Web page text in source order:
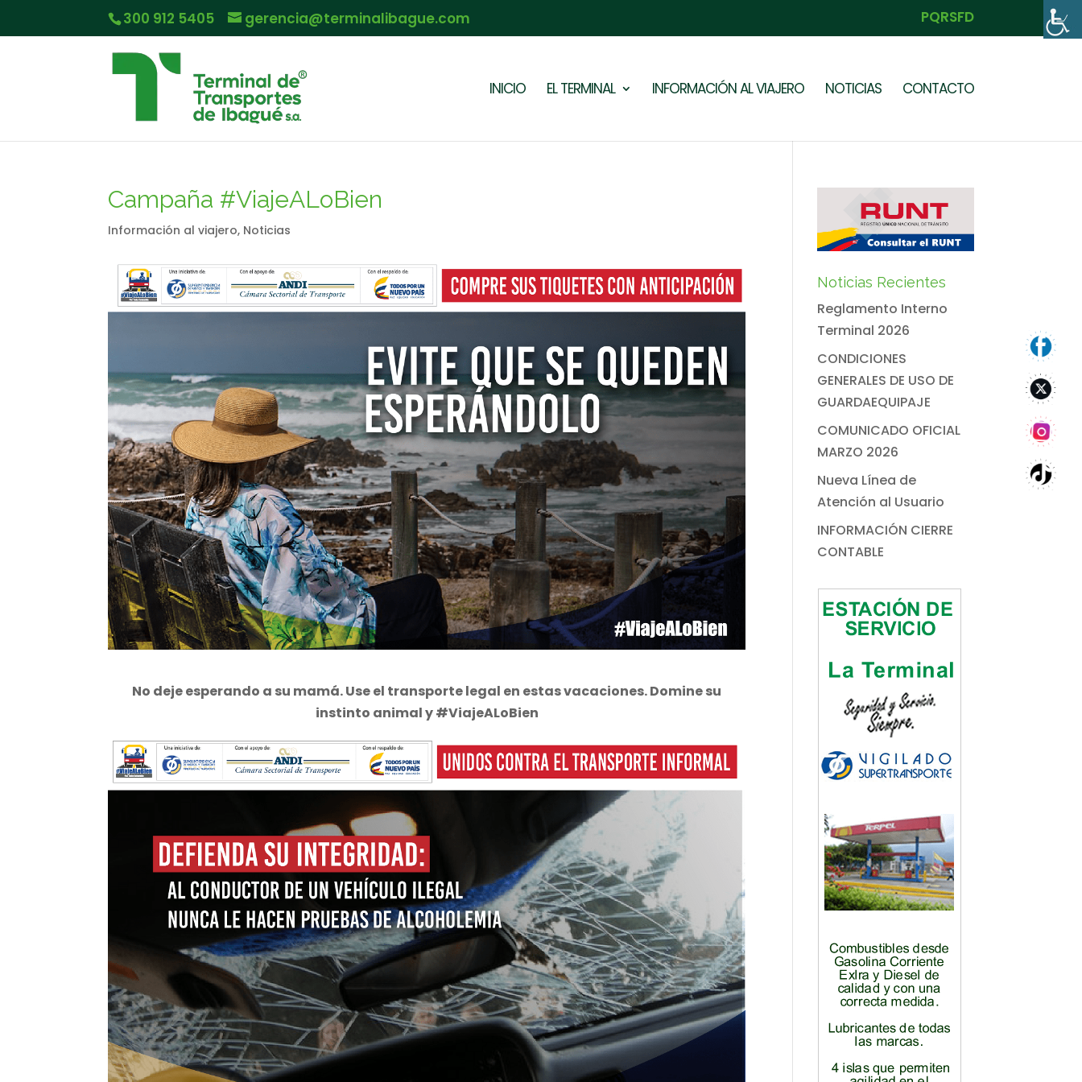
300 912 5405 gerencia@terminalibague.com PQRSFD
INICIO EL TERMINAL INFORMACIÓN AL VIAJERO NOTICIAS CONTACTO
Campaña #ViajeALoBien
Información al viajero, Noticias
No deje esperando a su mamá. Use el transporte legal en estas vacaciones. Domine su
instinto animal y #ViajeALoBien
Noticias Recientes
Reglamento Interno
Terminal 2026
CONDICIONES
GENERALES DE USO DE
GUARDAEQUIPAJE
COMUNICADO OFICIAL
MARZO 2026
Nueva Línea de
Atención al Usuario
INFORMACIÓN CIERRE
CONTABLE